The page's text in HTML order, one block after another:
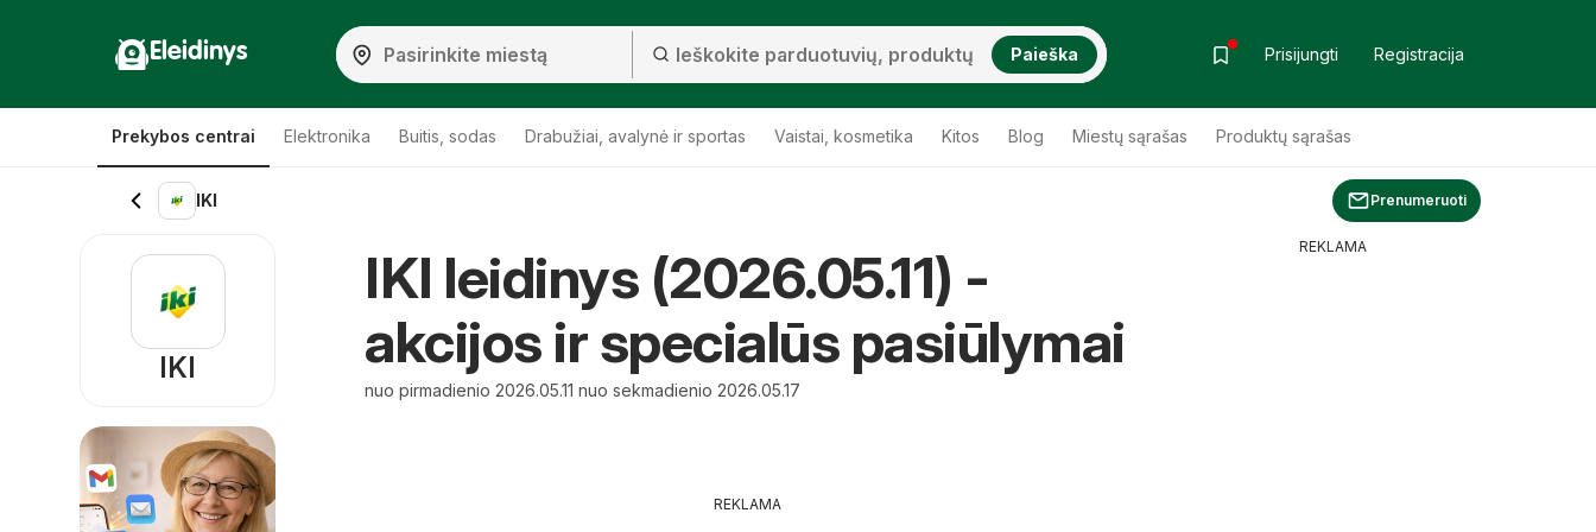
Eleidinys Paieška Prisijungti Registracija
Prekybos centrai Elektronika Buitis, sodas Drabužiai, avalynė ir sportas Vaistai, kosmetika Kitos Blog Miestų sąrašas Produktų sąrašas
IKI Prenumeruoti
IKI leidinys (2026.05.11) -
akcijos ir specialūs pasiūlymai
nuo pirmadienio 2026.05.11 nuo sekmadienio 2026.05.17
REKLAMA
IKI
REKLAMA